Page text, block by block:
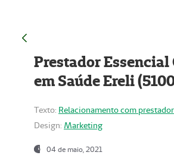
Prestador Essencial
em Saúde Ereli
Texto: Relacionamento com prestador
Design: Marketing
04 de maio, 2021